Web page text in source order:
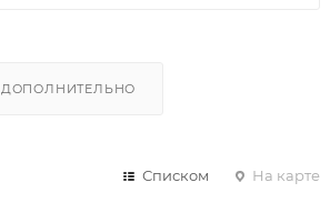
ДОПОЛНИТЕЛЬНО
Списком На карте